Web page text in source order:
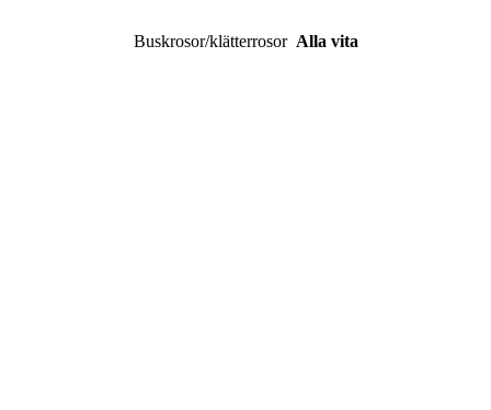
Buskrosor/klätterrosor Alla vita